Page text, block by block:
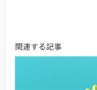
関連する記事